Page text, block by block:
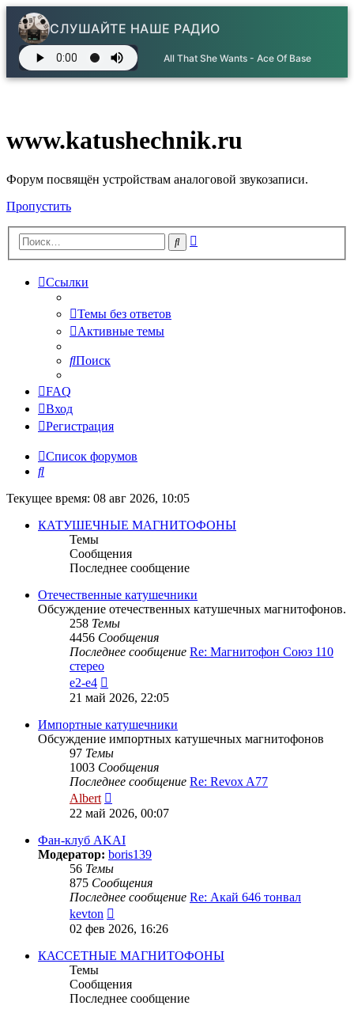
СЛУШАЙТЕ НАШЕ РАДИО
All That She Wants - Ace Of Base
www.katushechnik.ru
Форум посвящён устройствам аналоговой звукозаписи.
Пропустить
Поиск
Ссылки
Темы без ответов
Активные темы
Поиск
FAQ
Вход
Регистрация
Список форумов
Поиск
Текущее время: 08 авг 2026, 10:05
КАТУШЕЧНЫЕ МАГНИТОФОНЫ
Темы
Сообщения
Последнее сообщение
Отечественные катушечники
Обсуждение отечественных катушечных магнитофонов.
258 Темы
4456 Сообщения
Последнее сообщение Re: Магнитофон Союз 110
стерео
e2-e4
к
сообщению
21 май 2026, 22:05
Импортные катушечники
Обсуждение импортных катушечных магнитофонов
97 Темы
1003 Сообщения
Последнее сообщение Re: Revox A77
Albert
к
сообщению
22 май 2026, 00:07
Фан-клуб AKAI
Модератор: boris139
56 Темы
875 Сообщения
Последнее сообщение Re: Акай 646 тонвал
kevton
к
сообщению
02 фев 2026, 16:26
КАССЕТНЫЕ МАГНИТОФОНЫ
Темы
Сообщения
Последнее сообщение